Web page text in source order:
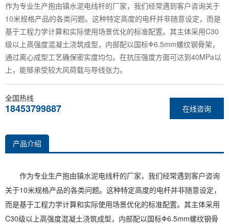
作为专业生产抱由镇水泥电线杆的厂家，我们经常遇到客户咨询关于
10米规格产品的各类问题。这种特定高度的电杆并非随意设定，而是
基于工程力学计算和实际使用场景优化的标准配置。其主体采用C30
级以上高强度混凝土浇筑成型，内部配以国标Φ6.5mm螺纹钢骨架，
通过离心成型工艺确保密实度均匀。在抗压强度方面可达到40MPa以
上，能够承受较大风荷载与导线张力。
在线咨询
全国热线
18453799887
产品介绍
作为专业生产抱由镇水泥电线杆的厂家，我们经常遇到客户咨询
关于10米规格产品的各类问题。这种特定高度的电杆并非随意设定，
而是基于工程力学计算和实际使用场景优化的标准配置。其主体采用
C30级以上高强度混凝土浇筑成型，内部配以国标Φ6.5mm螺纹钢骨